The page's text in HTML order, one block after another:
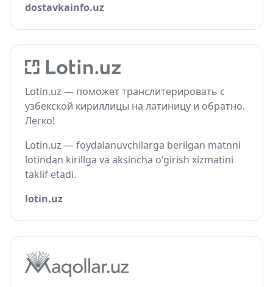
dostavkainfo.uz
Lotin.uz — поможет транслитерировать с
узбекской кириллицы на латиницу и обратно.
Легко!
Lotin.uz — foydalanuvchilarga berilgan matnni
lotindan kirillga va aksincha o‘girish xizmatini
taklif etadi.
lotin.uz